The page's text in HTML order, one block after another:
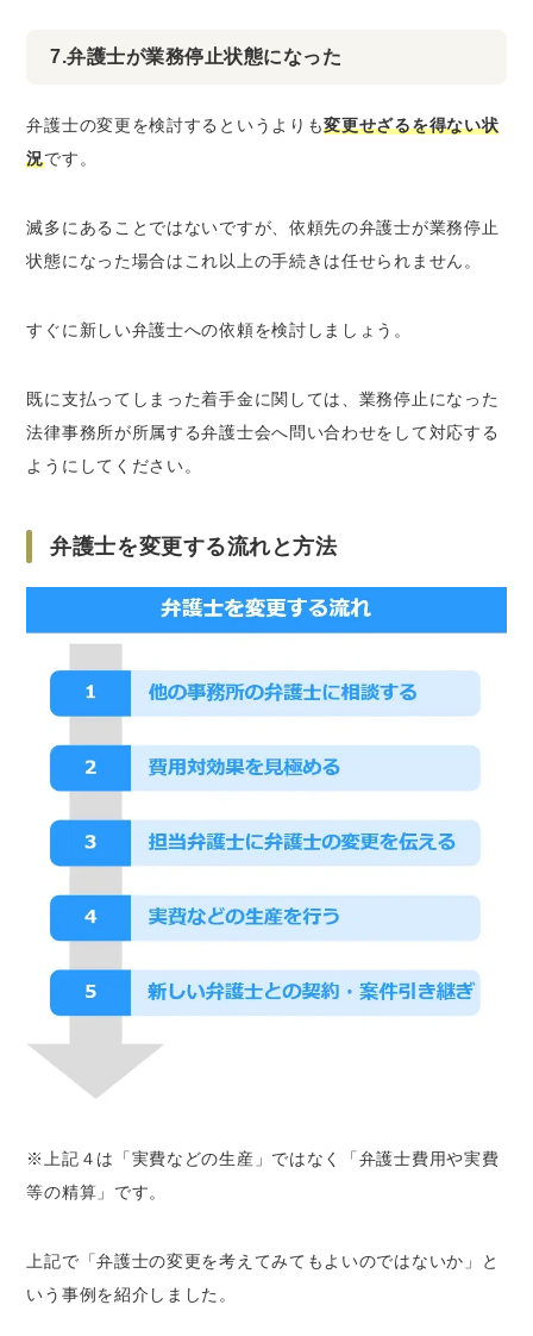
7.弁護士が業務停止状態になった
弁護士の変更を検討するというよりも変更せざるを得ない状
況です。
滅多にあることではないですが、依頼先の弁護士が業務停止
状態になった場合はこれ以上の手続きは任せられません。
すぐに新しい弁護士への依頼を検討しましょう。
既に支払ってしまった着手金に関しては、業務停止になった
法律事務所が所属する弁護士会へ問い合わせをして対応する
ようにしてください。
弁護士を変更する流れと方法
※上記４は「実費などの生産」ではなく「弁護士費用や実費
等の精算」です。
上記で「弁護士の変更を考えてみてもよいのではないか」と
いう事例を紹介しました。